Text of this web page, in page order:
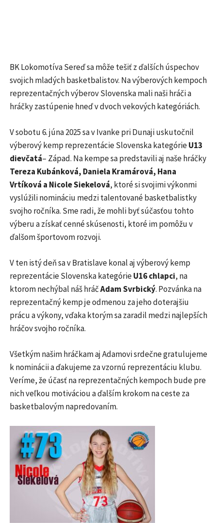
BK Lokomotíva Sereď sa môže tešiť z ďalších úspechov
svojich mladých basketbalistov. Na výberových kempoch
reprezentačných výberov Slovenska mali naši hráči a
hráčky zastúpenie hneď v dvoch vekových kategóriách.
V sobotu 6. júna 2025 sa v Ivanke pri Dunaji uskutočnil
výberový kemp reprezentácie Slovenska kategórieU13
dievčatá– Západ. Na kempe sa predstavili aj naše hráčky
Tereza Kubánková, Daniela Kramárová, Hana
Vrtíková a Nicole Siekelová, ktoré si svojimi výkonmi
vyslúžili nomináciu medzi talentované basketbalistky
svojho ročníka. Sme radi, že mohli byť súčasťou tohto
výberu a získať cenné skúsenosti, ktoré im pomôžu v
ďalšom športovom rozvoji.
V ten istý deň sa v Bratislave konal aj výberový kemp
reprezentácie Slovenska kategórieU16 chlapci, na
ktorom nechýbal náš hráčAdam Svrbický. Pozvánka na
reprezentačný kemp je odmenou za jeho doterajšiu
prácu a výkony, vďaka ktorým sa zaradil medzi najlepších
hráčov svojho ročníka.
Všetkým našim hráčkam aj Adamovi srdečne gratulujeme
k nominácii a ďakujeme za vzornú reprezentáciu klubu.
Veríme, že účasť na reprezentačných kempoch bude pre
nich veľkou motiváciou a ďalším krokom na ceste za
basketbalovým napredovaním.